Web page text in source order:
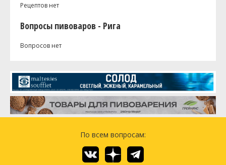
Рецептов нет
Вопросы пивоваров - Рига
Вопросов нет
По всем вопросам: